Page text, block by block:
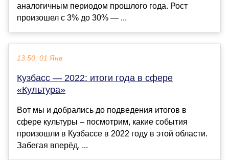
аналогичным периодом прошлого года. Рост
произошел с 3% до 30% — ...
13:50, 01 Янв
Кузбасс — 2022: итоги года в сфере
«Культура»
Вот мы и добрались до подведения итогов в
сфере культуры – посмотрим, какие события
произошли в Кузбассе в 2022 году в этой области.
Забегая вперёд, ...